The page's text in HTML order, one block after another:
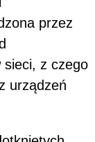
przez
sieci, z czego
urządzeń